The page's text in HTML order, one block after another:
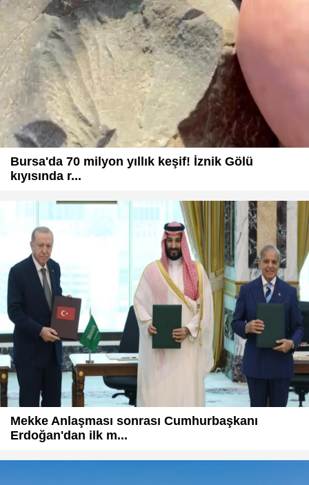
Bursa'da 70 milyon yıllık keşif! İznik Gölü
kıyısında r...
Mekke Anlaşması sonrası Cumhurbaşkanı
Erdoğan'dan ilk m...